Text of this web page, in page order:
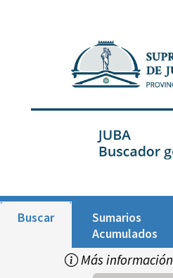
Buscar
Sumarios
Acumulados
Más información